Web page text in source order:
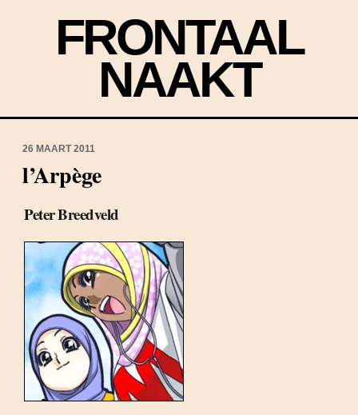
FRONTAAL
NAAKT
26 MAART 2011
l’Arpège
Peter Breedveld